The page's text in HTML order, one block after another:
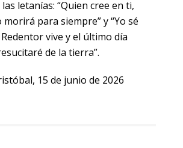
letanías: “Quien cree en ti,
morirá para siempre” y “Yo sé
vive y el último día
de la tierra”.
15 de junio de 2026